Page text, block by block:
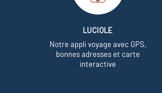
LUCIOLE
Notre appli voyage avec GPS,
bonnes adresses et carte
interactive